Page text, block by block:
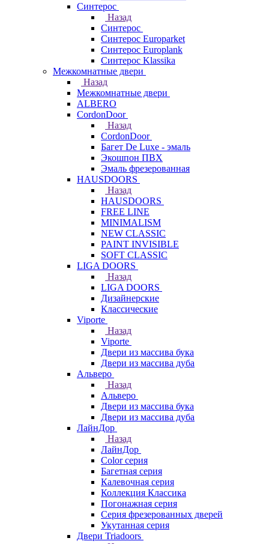
Синтерос
Назад
Синтерос
Синтерос Europarket
Синтерос Europlank
Синтерос Klassika
Межкомнатные двери
Назад
Межкомнатные двери
ALBERO
CordonDoor
Назад
CordonDoor
Багет De Luxe - эмаль
Экошпон ПВХ
Эмаль фрезерованная
HAUSDOORS
Назад
HAUSDOORS
FREE LINE
MINIMALISM
NEW CLASSIC
PAINT INVISIBLE
SOFT CLASSIC
LIGA DOORS
Назад
LIGA DOORS
Дизайнерские
Классические
Viporte
Назад
Viporte
Двери из массива бука
Двери из массива дуба
Альверо
Назад
Альверо
Двери из массива бука
Двери из массива дуба
ЛайнДор
Назад
ЛайнДор
Color серия
Багетная серия
Калевочная серия
Коллекция Классика
Погонажная серия
Серия фрезерованных дверей
Укутанная серия
Двери Triadoors